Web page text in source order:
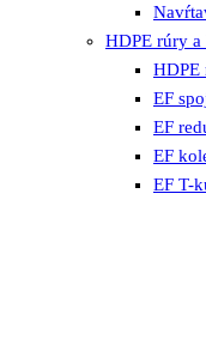
HDPE rúry
HDPE
EF
EF
EF
EF T-